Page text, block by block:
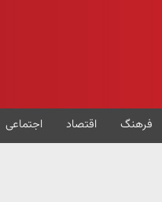
فرهنگ اقتصاد اجتماعی